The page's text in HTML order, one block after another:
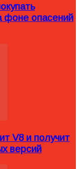
фоне опасений
V8 и получит
версий